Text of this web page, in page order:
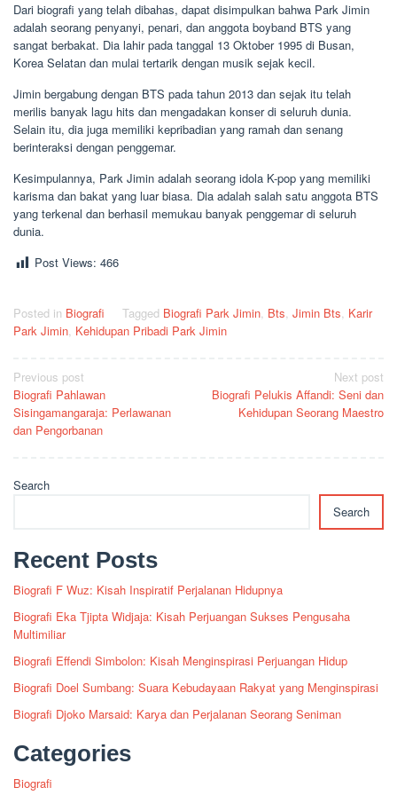
Dari biografi yang telah dibahas, dapat disimpulkan bahwa Park Jimin
adalah seorang penyanyi, penari, dan anggota boyband BTS yang
sangat berbakat. Dia lahir pada tanggal 13 Oktober 1995 di Busan,
Korea Selatan dan mulai tertarik dengan musik sejak kecil.
Jimin bergabung dengan BTS pada tahun 2013 dan sejak itu telah
merilis banyak lagu hits dan mengadakan konser di seluruh dunia.
Selain itu, dia juga memiliki kepribadian yang ramah dan senang
berinteraksi dengan penggemar.
Kesimpulannya, Park Jimin adalah seorang idola K-pop yang memiliki
karisma dan bakat yang luar biasa. Dia adalah salah satu anggota BTS
yang terkenal dan berhasil memukau banyak penggemar di seluruh
dunia.
Post Views: 466
Posted in Biografi Tagged Biografi Park Jimin, Bts, Jimin Bts, Karir
Park Jimin, Kehidupan Pribadi Park Jimin
Post
navigation
Previous post
Biografi Pahlawan
Sisingamangaraja: Perlawanan
dan Pengorbanan
Next post
Biografi Pelukis Affandi: Seni dan
Kehidupan Seorang Maestro
Search
Search
Recent Posts
Biografi F Wuz: Kisah Inspiratif Perjalanan Hidupnya
Biografi Eka Tjipta Widjaja: Kisah Perjuangan Sukses Pengusaha
Multimiliar
Biografi Effendi Simbolon: Kisah Menginspirasi Perjuangan Hidup
Biografi Doel Sumbang: Suara Kebudayaan Rakyat yang Menginspirasi
Biografi Djoko Marsaid: Karya dan Perjalanan Seorang Seniman
Categories
Biografi